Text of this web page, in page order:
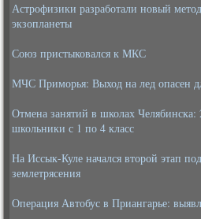
Астрофизики разработали новый
экзопланеты
Союз пристыковался к МКС
МЧС Приморья: Выход на лед опасен
Отмена занятий в школах Челябинска:
школьники с 1 по 4 класс
На Иссык-Куле начался второй этап
землетрясения
Операция Автобус в Приангарье: